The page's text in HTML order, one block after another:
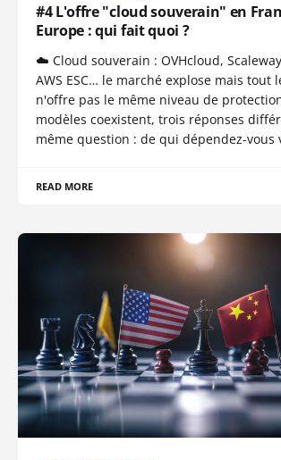
#4 L'offre "cloud souverain" en
Europe : qui fait quoi ?
☁️ Cloud souverain : OVHcloud,
AWS ESC… le marché explose mais tout
n'offre pas le même niveau de
modèles coexistent, trois réponses
même question : de qui dépendez-vous
READ MORE